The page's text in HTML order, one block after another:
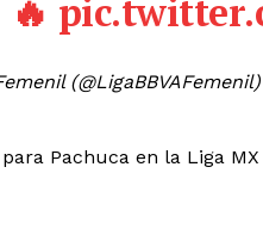
🔥
(@LigaBBVAFemenil)
Pachuca en la Liga